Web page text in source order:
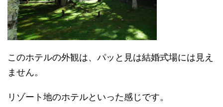
このホテルの外観は、パッと見は結婚式場には見え
ません。
リゾート地のホテルといった感じです。